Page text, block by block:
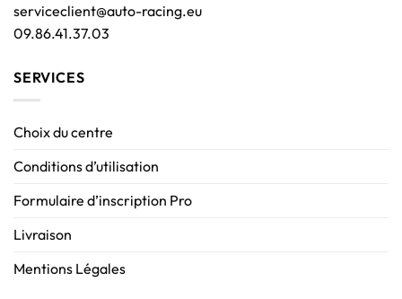
serviceclient@auto-racing.eu
09.86.41.37.03
SERVICES
Choix du centre
Conditions d’utilisation
Formulaire d’inscription Pro
Livraison
Mentions Légales